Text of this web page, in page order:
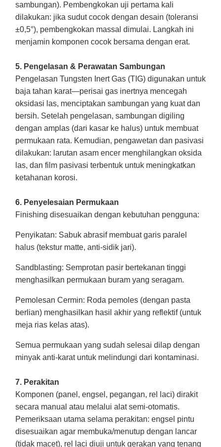
sambungan). Pembengkokan uji pertama kali
dilakukan: jika sudut cocok dengan desain (toleransi
±0,5°), pembengkokan massal dimulai. Langkah ini
menjamin komponen cocok bersama dengan erat.
5. Pengelasan & Perawatan Sambungan
Pengelasan Tungsten Inert Gas (TIG) digunakan untuk
baja tahan karat—perisai gas inertnya mencegah
oksidasi las, menciptakan sambungan yang kuat dan
bersih. Setelah pengelasan, sambungan digiling
dengan amplas (dari kasar ke halus) untuk membuat
permukaan rata. Kemudian, pengawetan dan pasivasi
dilakukan: larutan asam encer menghilangkan oksida
las, dan film pasivasi terbentuk untuk meningkatkan
ketahanan korosi.
6. Penyelesaian Permukaan
Finishing disesuaikan dengan kebutuhan pengguna:
Penyikatan: Sabuk abrasif membuat garis paralel
halus (tekstur matte, anti-sidik jari).
Sandblasting: Semprotan pasir bertekanan tinggi
menghasilkan permukaan buram yang seragam.
Pemolesan Cermin: Roda pemoles (dengan pasta
berlian) menghasilkan hasil akhir yang reflektif (untuk
meja rias kelas atas).
Semua permukaan yang sudah selesai dilap dengan
minyak anti-karat untuk melindungi dari kontaminasi.
7. Perakitan
Komponen (panel, engsel, pegangan, rel laci) dirakit
secara manual atau melalui alat semi-otomatis.
Pemeriksaan utama selama perakitan: engsel pintu
disesuaikan agar membuka/menutup dengan lancar
(tidak macet), rel laci diuji untuk gerakan yang tenang